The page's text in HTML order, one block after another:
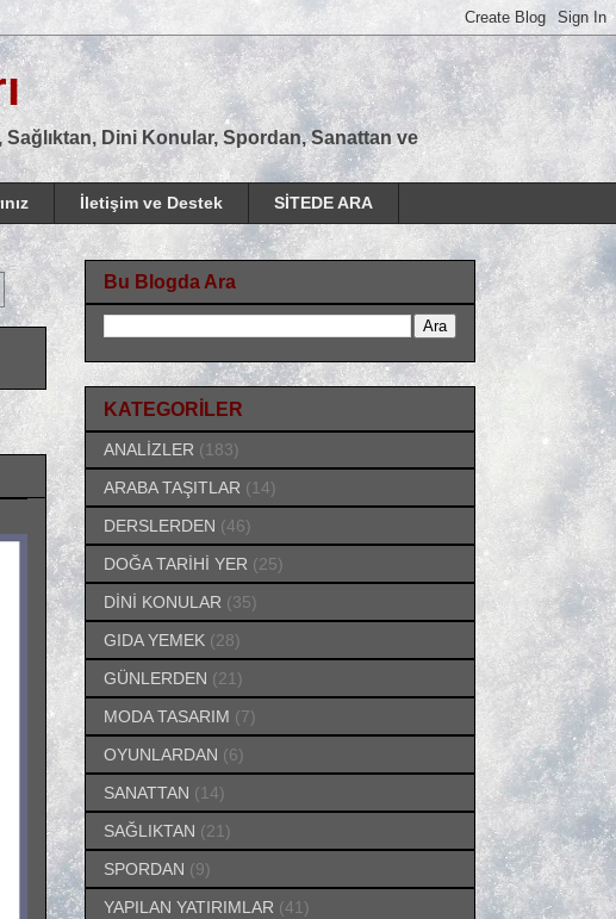
Sağlıktan, Dini Konular, Spordan, Sanattan ve
İletişim ve Destek SİTEDE ARA
Bu Blogda Ara
KATEGORİLER
ANALİZLER (183)
ARABA TAŞITLAR (14)
DERSLERDEN (46)
DOĞA TARİHİ YER (25)
DİNİ KONULAR (35)
GIDA YEMEK (28)
GÜNLERDEN (21)
MODA TASARIM (7)
OYUNLARDAN (6)
SANATTAN (14)
SAĞLIKTAN (21)
SPORDAN (9)
YAPILAN YATIRIMLAR (41)